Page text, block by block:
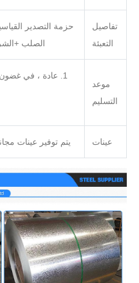
تفاصيل
التعبئة
حزمة التصدير
الصلب
موعد
التسليم
عينات يتم توفير عينات